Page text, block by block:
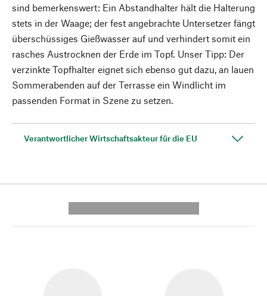
sind bemerkenswert: Ein Abstandhalter hält die Halterung
stets in der Waage; der fest angebrachte Untersetzer fängt
überschüssiges Gießwasser auf und verhindert somit ein
rasches Austrocknen der Erde im Topf. Unser Tipp: Der
verzinkte Topfhalter eignet sich ebenso gut dazu, an lauen
Sommerabenden auf der Terrasse ein Windlicht im
passenden Format in Szene zu setzen.
Verantwortlicher Wirtschaftsakteur für die EU